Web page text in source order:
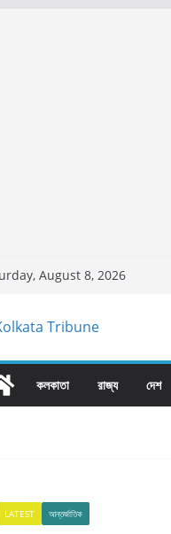
August 8, 2026
কলকাতা রাজ্য​ দেশ
LATEST আন্তর্জাতিক